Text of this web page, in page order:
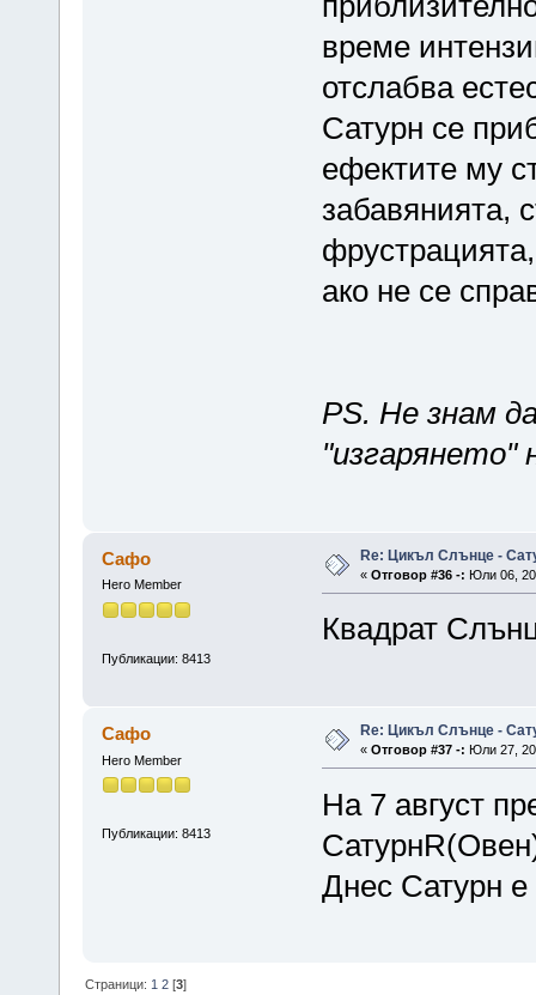
време
отслабва
Сатурн се
ефектите му
забавянията,
ако не се
PS. Не знам
"изгарянето"
Сафо
Hero Member
Публикации: 8413
Re: Цикъл Слънце -
« Отговор #36 -: Юли 06,
Квадрат
Сафо
Hero Member
Публикации: 8413
Re: Цикъл Слънце -
« Отговор #37 -: Юли 27,
На 7 август
Днес Сатурн е
Страници: 1 2 [3]